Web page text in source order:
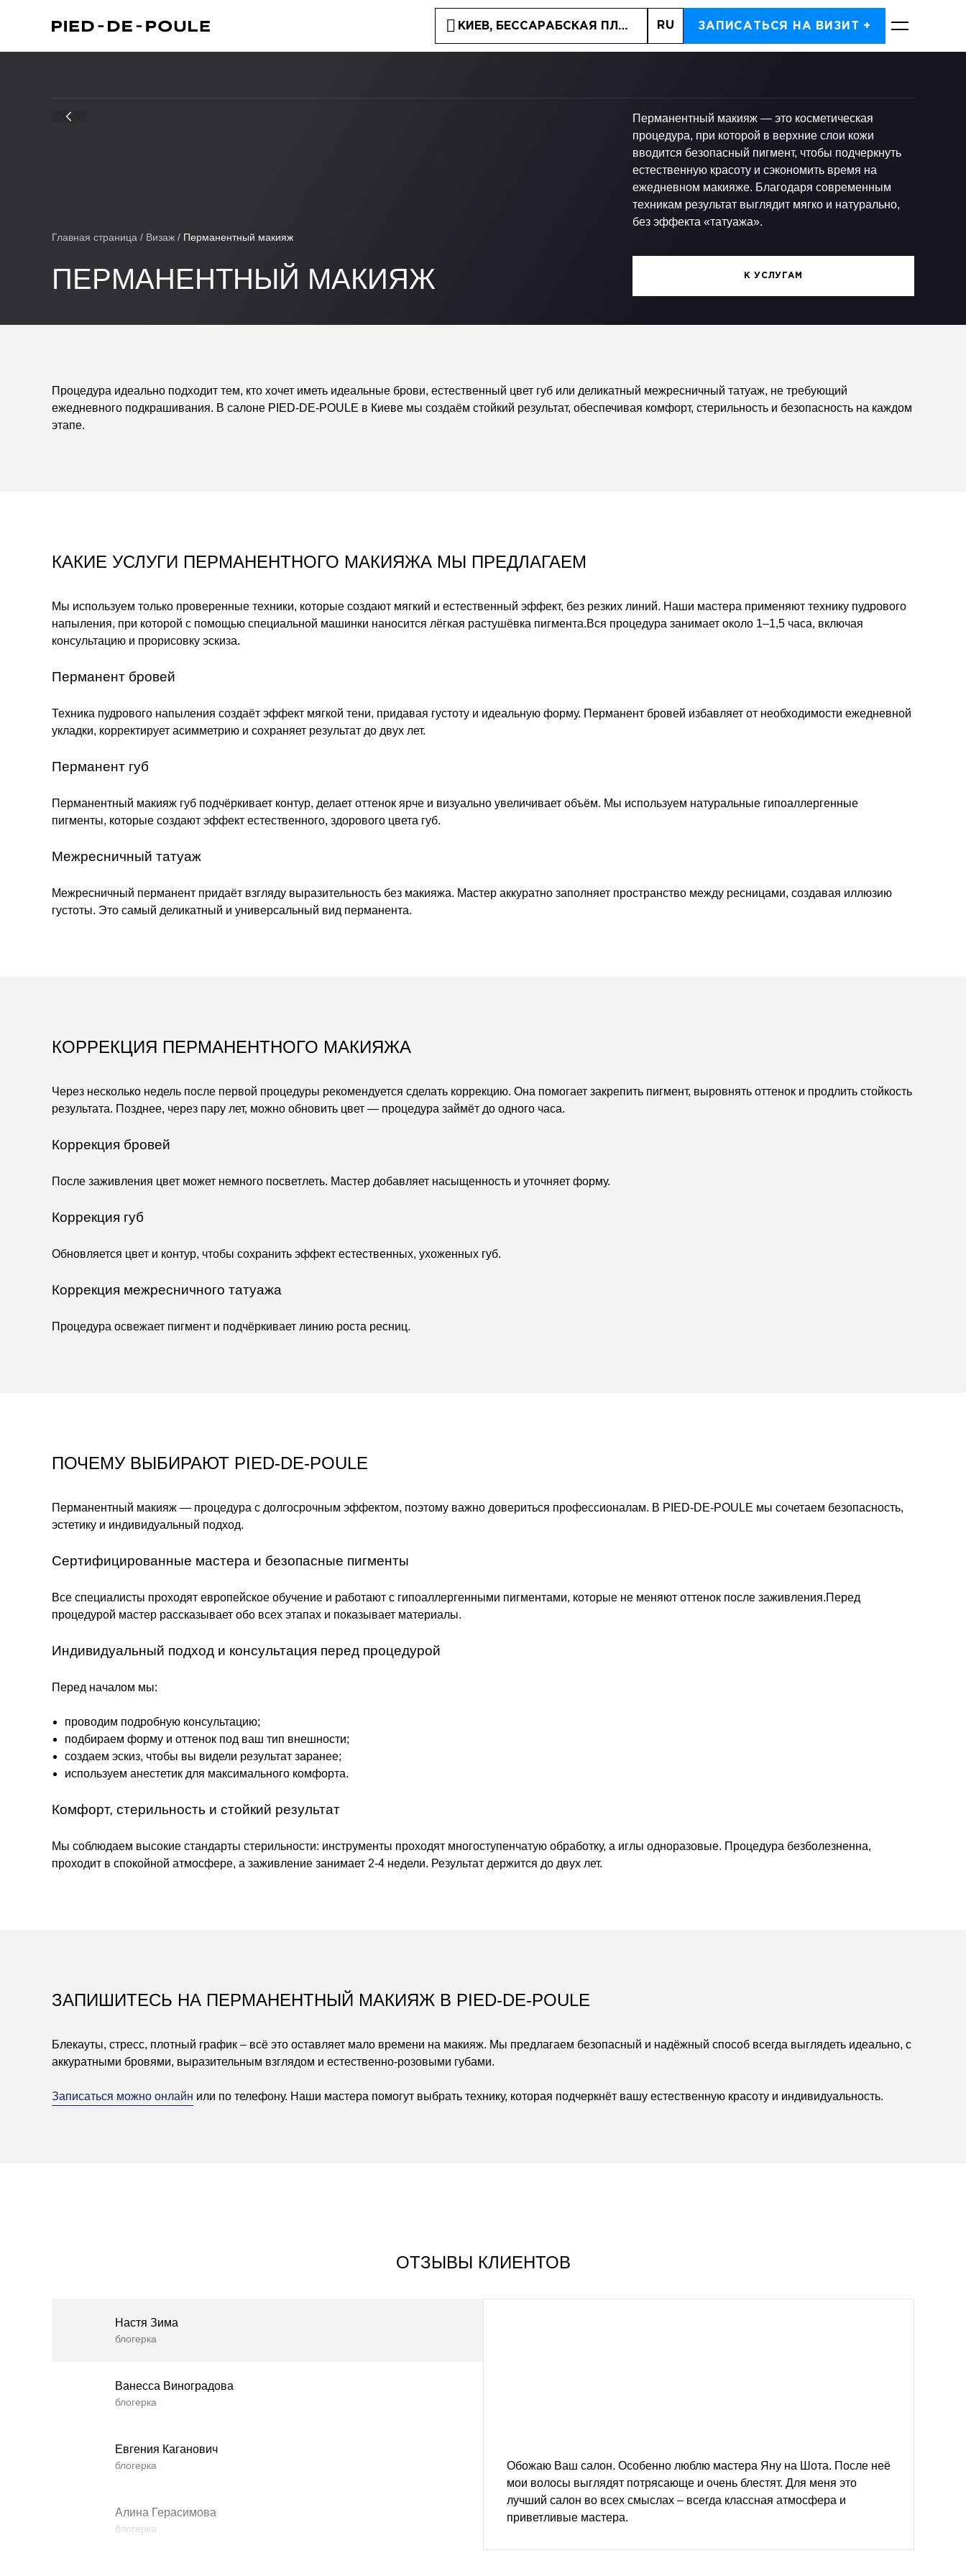
КИЕВ, БЕССАРАБСКАЯ ПЛОЩАДЬ, 7
RU ЗАПИСАТЬСЯ НА ВИЗИТ +
Главная страница / Визаж / Перманентный макияж
ПЕРМАНЕНТНЫЙ МАКИЯЖ
Перманентный макияж — это косметическая
процедура, при которой в верхние слои кожи
вводится безопасный пигмент, чтобы подчеркнуть
естественную красоту и сэкономить время на
ежедневном макияже. Благодаря современным
техникам результат выглядит мягко и натурально,
без эффекта «татуажа».
К УСЛУГАМ
Процедура идеально подходит тем, кто хочет иметь идеальные брови, естественный цвет губ или деликатный межресничный татуаж, не требующий
ежедневного подкрашивания. В салоне PIED-DE-POULE в Киеве мы создаём стойкий результат, обеспечивая комфорт, стерильность и безопасность на каждом
этапе.
КАКИЕ УСЛУГИ ПЕРМАНЕНТНОГО МАКИЯЖА МЫ ПРЕДЛАГАЕМ
Мы используем только проверенные техники, которые создают мягкий и естественный эффект, без резких линий. Наши мастера применяют технику пудрового
напыления, при которой с помощью специальной машинки наносится лёгкая растушёвка пигмента.Вся процедура занимает около 1–1,5 часа, включая
консультацию и прорисовку эскиза.
Перманент бровей
Техника пудрового напыления создаёт эффект мягкой тени, придавая густоту и идеальную форму. Перманент бровей избавляет от необходимости ежедневной
укладки, корректирует асимметрию и сохраняет результат до двух лет.
Перманент губ
Перманентный макияж губ подчёркивает контур, делает оттенок ярче и визуально увеличивает объём. Мы используем натуральные гипоаллергенные
пигменты, которые создают эффект естественного, здорового цвета губ.
Межресничный татуаж
Межресничный перманент придаёт взгляду выразительность без макияжа. Мастер аккуратно заполняет пространство между ресницами, создавая иллюзию
густоты. Это самый деликатный и универсальный вид перманента.
КОРРЕКЦИЯ ПЕРМАНЕНТНОГО МАКИЯЖА
Через несколько недель после первой процедуры рекомендуется сделать коррекцию. Она помогает закрепить пигмент, выровнять оттенок и продлить стойкость
результата. Позднее, через пару лет, можно обновить цвет — процедура займёт до одного часа.
Коррекция бровей
После заживления цвет может немного посветлеть. Мастер добавляет насыщенность и уточняет форму.
Коррекция губ
Обновляется цвет и контур, чтобы сохранить эффект естественных, ухоженных губ.
Коррекция межресничного татуажа
Процедура освежает пигмент и подчёркивает линию роста ресниц.
ПОЧЕМУ ВЫБИРАЮТ PIED-DE-POULE
Перманентный макияж — процедура с долгосрочным эффектом, поэтому важно довериться профессионалам. В PIED-DE-POULE мы сочетаем безопасность,
эстетику и индивидуальный подход.
Сертифицированные мастера и безопасные пигменты
Все специалисты проходят европейское обучение и работают с гипоаллергенными пигментами, которые не меняют оттенок после заживления.Перед
процедурой мастер рассказывает обо всех этапах и показывает материалы.
Индивидуальный подход и консультация перед процедурой
Перед началом мы:
проводим подробную консультацию;
подбираем форму и оттенок под ваш тип внешности;
создаем эскиз, чтобы вы видели результат заранее;
используем анестетик для максимального комфорта.
Комфорт, стерильность и стойкий результат
Мы соблюдаем высокие стандарты стерильности: инструменты проходят многоступенчатую обработку, а иглы одноразовые. Процедура безболезненна,
проходит в спокойной атмосфере, а заживление занимает 2-4 недели. Результат держится до двух лет.
ЗАПИШИТЕСЬ НА ПЕРМАНЕНТНЫЙ МАКИЯЖ В PIED-DE-POULE
Блекауты, стресс, плотный график – всё это оставляет мало времени на макияж. Мы предлагаем безопасный и надёжный способ всегда выглядеть идеально, с
аккуратными бровями, выразительным взглядом и естественно-розовыми губами.
Записаться можно онлайн или по телефону. Наши мастера помогут выбрать технику, которая подчеркнёт вашу естественную красоту и индивидуальность.
ОТЗЫВЫ КЛИЕНТОВ
Настя Зима
блогерка
Ванесса Виноградова
блогерка
Евгения Каганович
блогерка
Алина Герасимова
блогерка
Обожаю Ваш салон. Особенно люблю мастера Яну на Шота. После неё
мои волосы выглядят потрясающе и очень блестят. Для меня это
лучший салон во всех смыслах – всегда классная атмосфера и
приветливые мастера.